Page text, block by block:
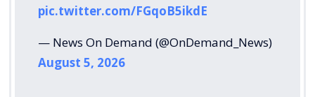
pic.twitter.com/FGqoB5ikdE
— News On Demand (@OnDemand_News)
August 5, 2026